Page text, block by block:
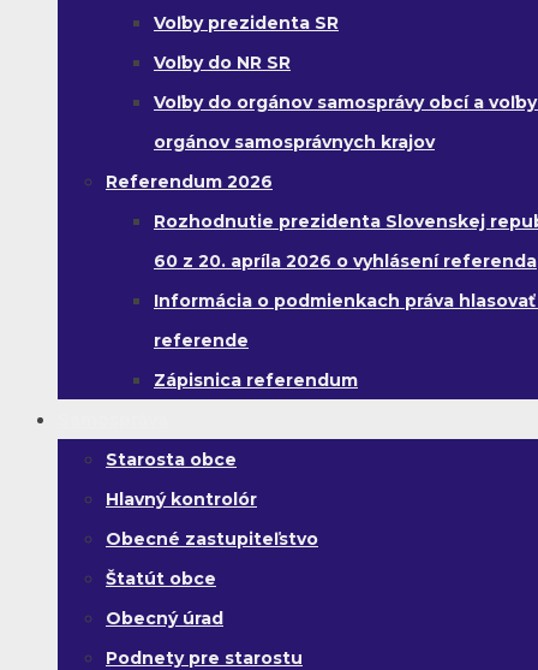
Voľby prezidenta SR
Voľby do NR SR
Voľby do orgánov samosprávy obcí a
orgánov samosprávnych krajov
Referendum 2026
Rozhodnutie prezidenta Slovenskej
60 z 20. apríla 2026 o vyhlásení referenda
Informácia o podmienkach práva hlasovať
referende
Zápisnica referendum
Starosta obce
Hlavný kontrolór
Obecné zastupiteľstvo
Štatút obce
Obecný úrad
Podnety pre starostu